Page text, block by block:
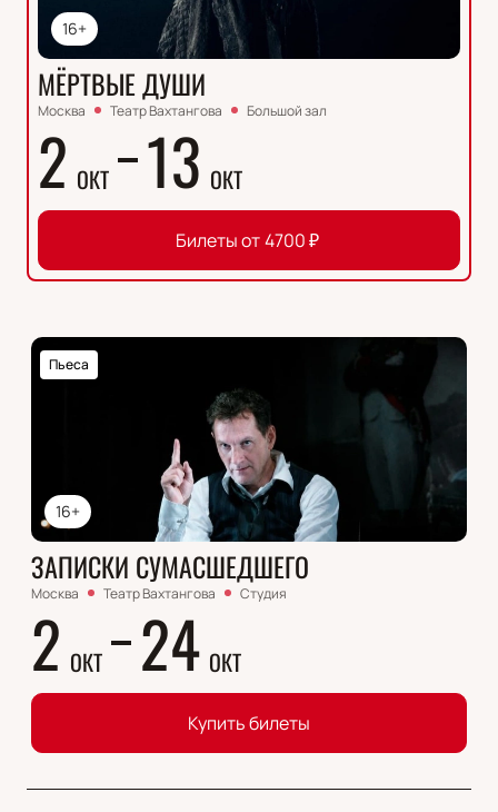
16+
МЁРТВЫЕ ДУШИ
Москва Театр Вахтангова Большой зал
2 ОКТ 13 ОКТ
Билеты от 4700₽
16+
Пьеса
ЗАПИСКИ СУМАСШЕДШЕГО
Москва Театр Вахтангова Студия
2 ОКТ 24 ОКТ
Купить билеты